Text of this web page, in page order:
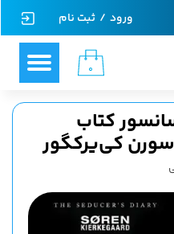
۰
ورود / ثبت نام
کتاب
سورن کی‌یرکگور